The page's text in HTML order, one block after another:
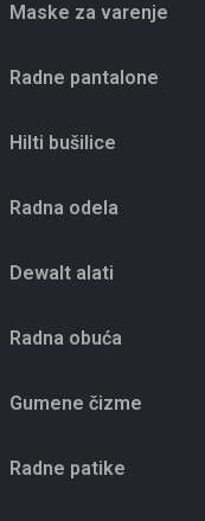
Maske za varenje
Radne pantalone
Hilti bušilice
Radna odela
Dewalt alati
Radna obuća
Gumene čizme
Radne patike